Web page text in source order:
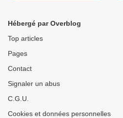
Hébergé par Overblog
Top articles
Pages
Contact
Signaler un abus
C.G.U.
Cookies et données personnelles